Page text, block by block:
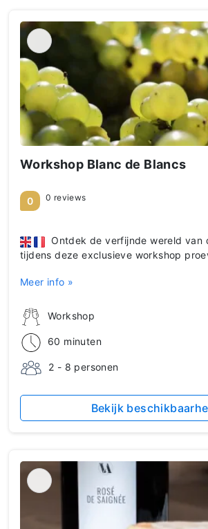
Workshop Blanc de Blancs
Workshop
60 minuten
2 - 8 personen
Ontdek de verfijnde wereld van
tijdens deze exclusieve workshop
Meer info »
0 0 reviews
Bekijk